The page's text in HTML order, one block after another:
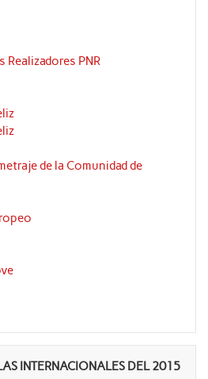
PNR
de la Comunidad de
INTERNACIONALES DEL 2015